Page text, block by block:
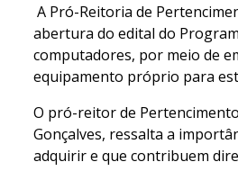
A Pró-Reitoria de
abertura do edital do
computadores, por meio de
equipamento próprio para
O pró-reitor de
Gonçalves, ressalta a
adquirir e que contribuem